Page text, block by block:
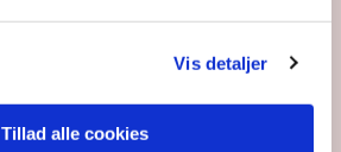
Vis detaljer
Tillad alle cookies